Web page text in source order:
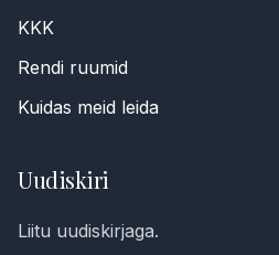
KKK
Rendi ruumid
Kuidas meid leida
Uudiskiri
Liitu uudiskirjaga.